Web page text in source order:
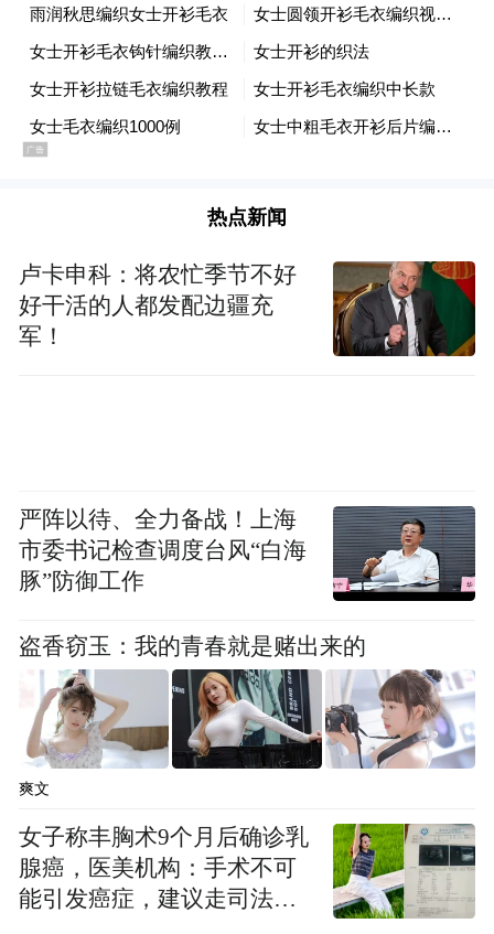
热点新闻
卢卡申科：将农忙季节不好
好干活的人都发配边疆充
军！
严阵以待、全力备战！上海
市委书记检查调度台风“白海
豚”防御工作
盗香窃玉：我的青春就是赌出来的
爽文
女子称丰胸术9个月后确诊乳
腺癌，医美机构：手术不可
能引发癌症，建议走司法途